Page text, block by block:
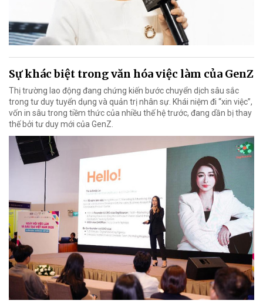
Sự khác biệt trong văn hóa việc làm của GenZ
Thị trường lao động đang chứng kiến bước chuyển dịch sâu sắc
trong tư duy tuyển dụng và quản trị nhân sự. Khái niệm đi “xin việc”,
vốn in sâu trong tiềm thức của nhiều thế hệ trước, đang dần bị thay
thế bởi tư duy mới của GenZ.